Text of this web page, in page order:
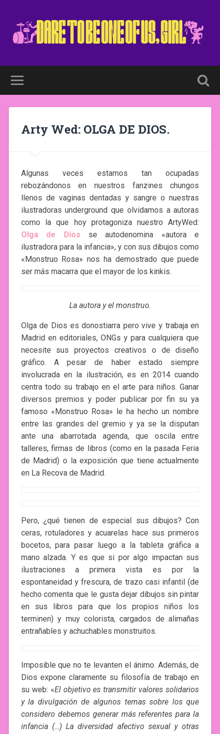
Arty Wed: OLGA DE DIOS.
Algunas veces estamos tan ocupadas
rebozándonos en nuestros fanzines chungos
llenos de vaginas dentadas y sangre o nuestras
ilustradoras underground que olvidamos a autoras
como la que hoy protagoniza nuestro ArtyWed:
Olga de Dios
se autodenomina «autora e
ilustradora para la infancia», y con sus dibujos como
«Monstruo Rosa» nos ha demostrado que puede
ser más macarra que el mayor de los kinkis.
La autora y el monstruo.
Olga de Dios es donostiarra pero vive y trabaja en
Madrid en editoriales, ONGs y para cualquiera que
necesite sus proyectos creativos o de diseño
gráfico. A pesar de haber estado siempre
involucrada en la ilustración, es en 2014 cuando
centra todo su trabajo en el arte para niños. Ganar
diversos premios y poder publicar por fin su ya
famoso «Monstruo Rosa» le ha hecho un nombre
entre las grandes del gremio y ya se la disputan
ante una abarrotada agenda, que oscila entre
talleres, firmas de libros (como en la pasada Feria
de Madrid) o la exposición que tiene actualmente
en La Recova de Madrid.
Pero, ¿qué tienen de especial sus dibujos? Con
ceras, rotuladores y acuarelas hace sus primeros
bocetos, para pasar luego a la tableta gráfica a
mano alzada. Y es que si por algo impactan sus
ilustraciones a primera vista es por la
espontaneidad y frescura, de trazo casi infantil (de
hecho comenta que le gusta dejar dibujos sin pintar
en sus libros para que los propios niños los
terminen) y muy colorista, cargados de alimañas
entrañables y achuchables monstruitos.
Imposible que no te levanten el ánimo. Además, de
Dios expone claramente su filosofía de trabajo en
su web: «El objetivo es transmitir valores solidarios
y la divulgación de algunos temas sobre los que
considero debemos generar más referentes para la
infancia (…) La diversidad afectivo sexual y otras